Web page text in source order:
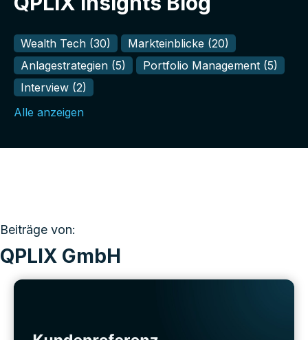
Wealth Tech (30) Markteinblicke (20)
Anlagestrategien (5) Portfolio Management (5)
Interview (2)
Alle anzeigen
Beiträge von:
QPLIX GmbH